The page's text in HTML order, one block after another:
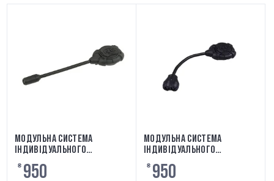
МОДУЛЬНА СИСТЕМА
ІНДИВІДУАЛЬНОГО
ОСВІТЛЕННЯ MOD.3 - BLACK
NIGHT-EVOLUTION
₴ 950
МОДУЛЬНА СИСТЕМА
ІНДИВІДУАЛЬНОГО
ОСВІТЛЕННЯ MLS2 - BLACK
NIGHT-EVOLUTION
₴ 950